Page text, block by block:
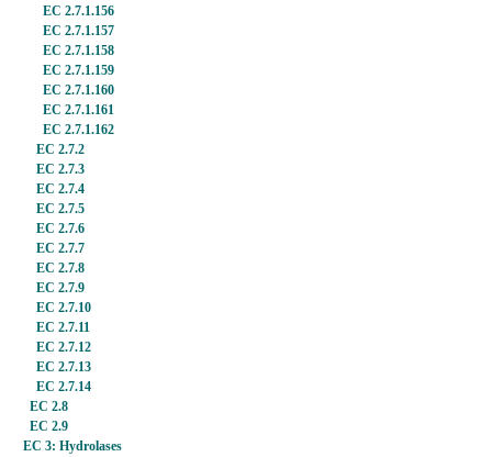
EC 2.7.1.156
EC 2.7.1.157
EC 2.7.1.158
EC 2.7.1.159
EC 2.7.1.160
EC 2.7.1.161
EC 2.7.1.162
EC 2.7.2
EC 2.7.3
EC 2.7.4
EC 2.7.5
EC 2.7.6
EC 2.7.7
EC 2.7.8
EC 2.7.9
EC 2.7.10
EC 2.7.11
EC 2.7.12
EC 2.7.13
EC 2.7.14
EC 2.8
EC 2.9
EC 3: Hydrolases